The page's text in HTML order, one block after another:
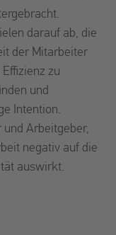
darauf ab, die
der Mitarbeiter
zu
und
Intention.
Arbeitgeber,
negativ auf die
auswirkt.